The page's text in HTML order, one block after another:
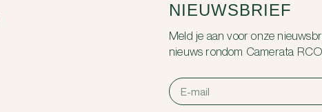
NIEUWSBRIEF
Meld je aan voor onze
nieuws rondom Camerata